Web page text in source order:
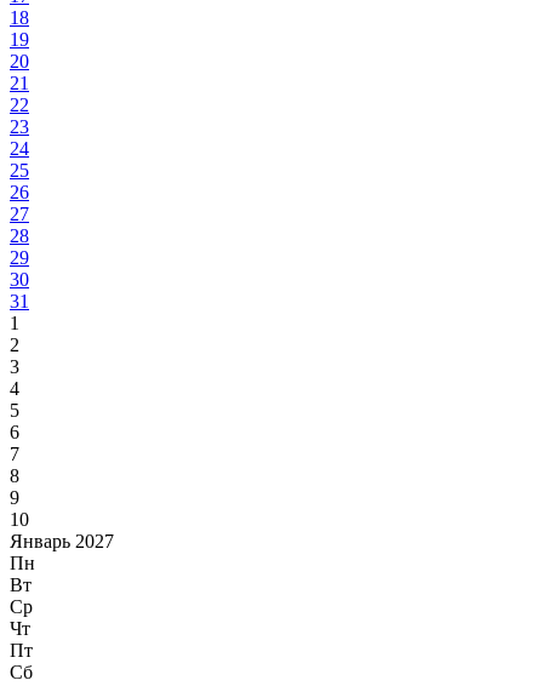
18
19
20
21
22
23
24
25
26
27
28
29
30
31
1
2
3
4
5
6
7
8
9
10
Январь 2027
Пн
Вт
Ср
Чт
Пт
Сб